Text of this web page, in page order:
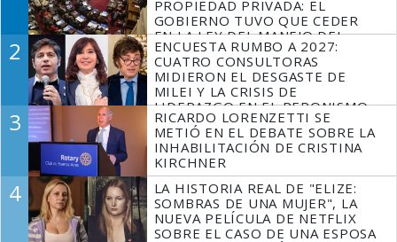
PROPIEDAD PRIVADA: EL
GOBIERNO TUVO QUE CEDER
EN LA LEY DEL MANEJO DEL
FUEGO
2
ENCUESTA RUMBO A 2027:
CUATRO CONSULTORAS
MIDIERON EL DESGASTE DE
MILEI Y LA CRISIS DE
LIDERAZGO EN EL PERONISMO
3
RICARDO LORENZETTI SE
METIÓ EN EL DEBATE SOBRE LA
INHABILITACIÓN DE CRISTINA
KIRCHNER
4
LA HISTORIA REAL DE "ELIZE:
SOMBRAS DE UNA MUJER", LA
NUEVA PELÍCULA DE NETFLIX
SOBRE EL CASO DE UNA ESPOSA